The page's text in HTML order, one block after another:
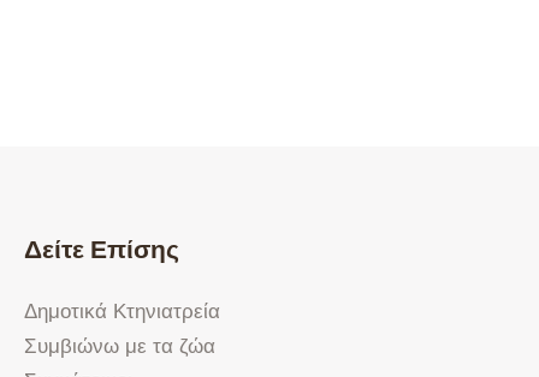
Δείτε Επίσης
Δημοτικά Κτηνιατρεία
Συμβιώνω με τα ζώα